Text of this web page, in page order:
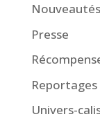
Nouveautés
Presse
Reportages
Univers-